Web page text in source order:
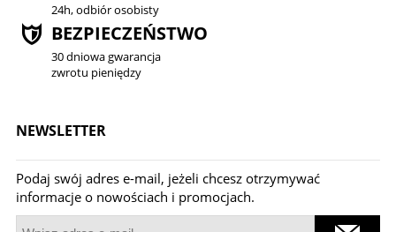
24h, odbiór osobisty
BEZPIECZEŃSTWO
30 dniowa gwarancja
zwrotu pieniędzy
NEWSLETTER
Podaj swój adres e-mail, jeżeli chcesz otrzymywać
informacje o nowościach i promocjach.